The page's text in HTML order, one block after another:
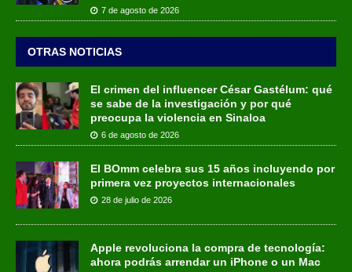
7 de agosto de 2026
OTRAS NOTICIAS
El crimen del influencer César Gastélum: qué
se sabe de la investigación y por qué
preocupa la violencia en Sinaloa
6 de agosto de 2026
El BOmm celebra sus 15 años incluyendo por
primera vez proyectos internacionales
28 de julio de 2026
Apple revoluciona la compra de tecnología:
ahora podrás arrendar un iPhone o un Mac